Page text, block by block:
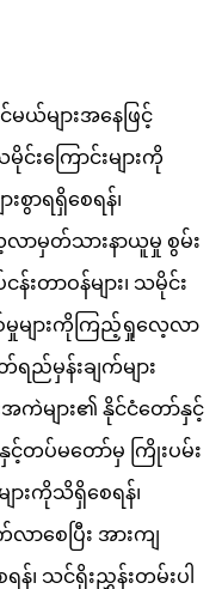
ယ်များအနေဖြင့်
ကြောင်းများကို
ာရရှိစေရန်၊
လာမှတ်သားနာယူမှု စွမ်း
တာဝန်များ၊ သမိုင်း
မှုများကိုကြည့်ရှုလေ့လာ
ရည်မှန်းချက်များ
ကဲများ၏ နိုင်ငံတော်နှင့်
င့်တပ်မတော်မှ ကြိုးပမ်း
ားကိုသိရှိစေရန်၊
ာစေပြီး အားကျ
၊ သင်ရိုးညွှန်းတမ်းပါ